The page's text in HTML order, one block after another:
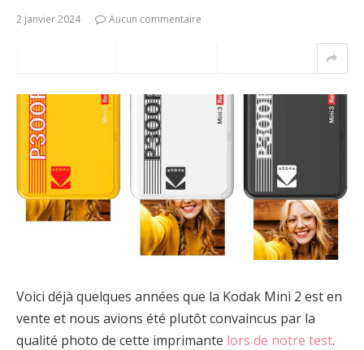
2 janvier 2024 Aucun commentaire
Voici déjà quelques années que la Kodak Mini 2 est en
vente et nous avions été plutôt convaincus par la
qualité photo de cette imprimante lors de notre test.